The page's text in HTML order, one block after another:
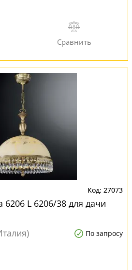
27073
6206 L 6206/38 для дачи
По запросу